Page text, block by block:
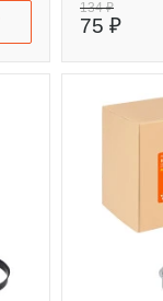
smart
datsun
134 ₽
75 ₽